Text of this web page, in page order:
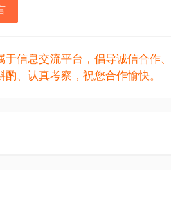
于信息交流平台，倡导诚信合作
、认真考察，祝您合作愉快。